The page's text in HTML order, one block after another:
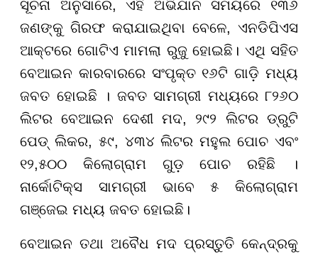
ସୂଚନା ଅନୁସାରେ, ଏହି ଅଭିଯାନ ସମୟରେ ୧୩୬
ଜଣଙ୍କୁ ଗିରଫ କରାଯାଇଥିବା ବେଳେ, ଏନଡିପିଏସ
ଆକ୍ଟରେ ଗୋଟିଏ ମାମଲା ରୁଜୁ ହୋଇଛି। ଏଥି ସହିତ
ବେଆଇନ କାରବାରରେ ସଂପୃକ୍ତ ୧୬ଟି ଗାଡ଼ି ମଧ୍ୟ
ଜବତ ହୋଇଛି । ଜବତ ସାମଗ୍ରୀ ମଧ୍ୟରେ ୮୨୬୦
ଲିଟର ବେଆଇନ ଦେଶୀ ମଦ, ୨୯୨ ଲିଟର ଡ୍ରୁଟି
ପେଡ୍ ଲିକର, ୫୯, ୪୩୪ ଲିଟର ମହୁଲ ପୋଚ ଏବଂ
୧୨,୫୦୦ କିଲୋଗ୍ରାମ ଗୁଡ଼ ପୋଚ ରହିଛି ।
ନାର୍କୋଟିକ୍ସ ସାମଗ୍ରୀ ଭାବେ ୫ କିଲୋଗ୍ରାମ
ଗଞ୍ଜେଇ ମଧ୍ୟ ଜବତ ହୋଇଛି।
ବେଆଇନ ତଥା ଅବୈଧ ମଦ ପ୍ରସ୍ତୁତି କେନ୍ଦ୍ରକୁ